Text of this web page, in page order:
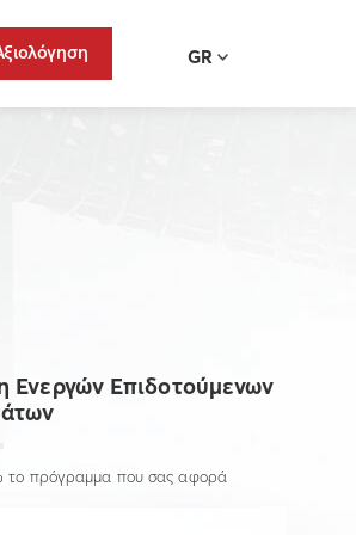
GR
Ενεργών Επιδοτούμενων
το πρόγραμμα που σας αφορά